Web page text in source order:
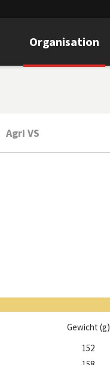
Organisation
Agri VS
Gewicht (g)
152